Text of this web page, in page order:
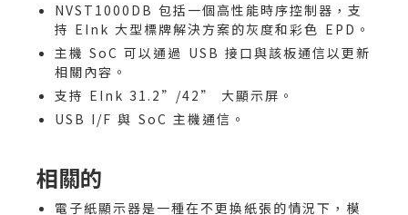
NVST1000DB 包括一個高性能時序控制器，支
持 EInk 大型標牌解決方案的灰度和彩色 EPD。
主機 SoC 可以通過 USB 接口與該板通信以更新
相關內容。
支持 EInk 31.2”/42” 大顯示屏。
USB I/F 與 SoC 主機通信。
相關的
電子紙顯示器是一種在不更換紙張的情況下，模